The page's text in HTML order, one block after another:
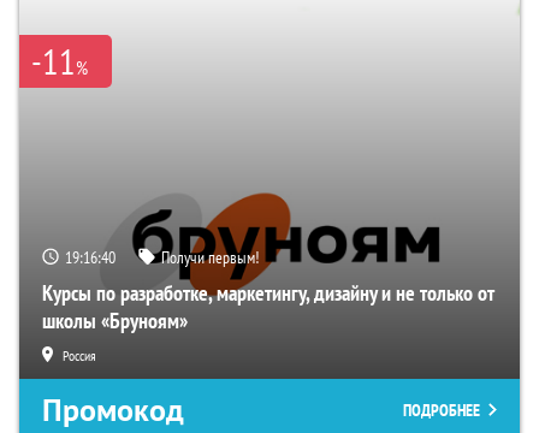
-11%
19:16:39 Получи первым!
Курсы по разработке, маркетингу, дизайну и не только от
школы «Бруноям»
Россия
Промокод ПОДРОБНЕЕ